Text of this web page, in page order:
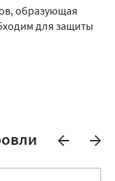
образующая
для защиты